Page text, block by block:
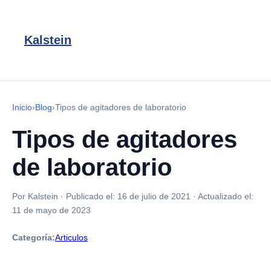
Kalstein
Inicio›Blog›Tipos de agitadores de laboratorio
Tipos de agitadores
de laboratorio
Por Kalstein · Publicado el: 16 de julio de 2021 · Actualizado el:
11 de mayo de 2023
Categoría:Articulos